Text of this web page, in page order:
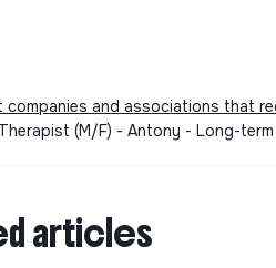
companies and associations that
(M/F) - Antony - Long-
articles